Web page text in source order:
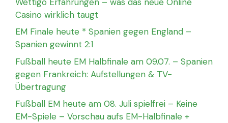
Casino wirklich taugt
EM Finale heute * Spanien gegen England –
Spanien gewinnt 2:1
Fußball heute EM Halbfinale am 09.07. – Spanien
gegen Frankreich: Aufstellungen & TV-
Übertragung
Fußball EM heute am 08. Juli spielfrei – Keine
EM-Spiele – Vorschau aufs EM-Halbfinale +